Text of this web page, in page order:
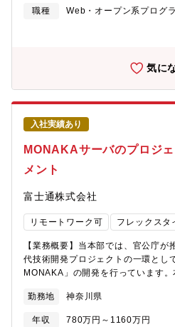
障・マイナンバー【職務概要】ITア
をいち早く検証し、顧客にとって
うために、常に最新技術を貪欲に追
だきます。具体的な職務の概要(流
討・提案を行います。 ・
ービス(SaaS)の適用検討 ・
事項に応じた説明 ・社内/社外
関する検討・協議（2）技術検
構築/評価に基づく要件見直し
計画書の作成 ・クラウド等を
概要設計・構築 ・実証実験評
し、費用試算等)（3）構築段
の評価を踏まえ環境等の構築を行い
す。 ・クラウド等を利用した
施 ・最新技術の適用事例化(
なディスカッション・サーバHW構
ォローアップ・試作・評価・量産立
すでに開発が進行しているプロジェ
にやり取りしながら、実務の中で開
ります。将来的には、次期CPUを搭
機会もあり、継続的に最先端のサー
す。【期待する役割やミッション】
MONAKA搭載サーバの開発プロジェ
て、マネージャーおやリーダの方針
よび社内技術者と連携しながら、具
していただく役割です。（例）・海
レビュー対応・開発中に発生する技
び対応検討・開発スケジュールに沿
レーション・開発・製造に関わる契
業務・社内関係部署（CPU、シス
術・業務調整※ODMと直接やり取り
実務が中心となります。※マネージ
断が必要な事項は相談・報告しなが
したサーバ開発の現場に深く関われ
職種
Web・オープン系プログ
気に
入社実績あり
MONAKAサーバのプロジ
メント
富士通株式会社
リモートワーク可 フレックスタ
【業務概要】当本部では、官公庁
代技術開発プロジェクトの一環とし
MONAKA」の開発を行っています。
サーバ開発において、サーバ開発プ
プロジェクトマネジメントチームの
勤務地 神奈川県
年収 780万円～1160万円